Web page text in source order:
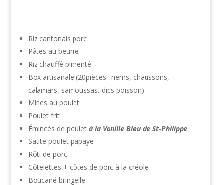
Riz cantonais porc
Pâtes au beurre
Riz chauffé pimenté
Box artisanale (20pièces : nems, chaussons,
calamars, samoussas, dips poisson)
Mines au poulet
Poulet frit
Émincés de poulet à la Vanille Bleu de St-Philippe
Sauté poulet papaye
Rôti de porc
Côtelettes + côtes de porc à la créole
Boucané bringelle